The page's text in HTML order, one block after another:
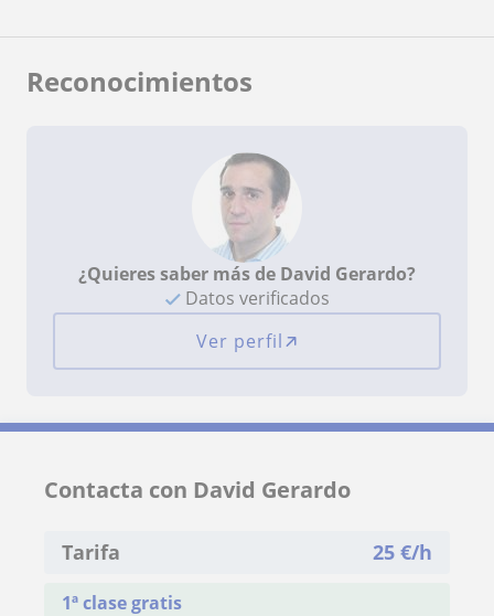
Reconocimientos
¿Quieres saber más de David Gerardo?
Datos verificados
Ver perfil
Contacta con David Gerardo
Tarifa 25 €/h
1ª clase gratis